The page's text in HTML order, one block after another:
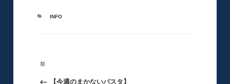
カ
INFO
投
前
前
【今週のまかないパスタ】